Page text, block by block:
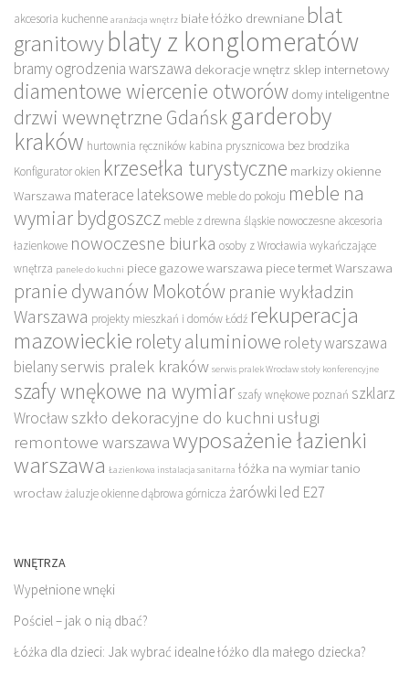
akcesoria kuchenne aranżacja wnętrz białe łóżko drewniane blat
granitowyblaty z konglomeratów
bramy ogrodzenia warszawa dekoracje wnętrz sklep internetowy
diamentowe wiercenie otworów domy inteligentne
drzwi wewnętrzne Gdańsk garderoby
kraków hurtownia ręczników kabina prysznicowa bez brodzika
Konfigurator okien krzesełka turystyczne markizy okienne
Warszawa materace lateksowe meble do pokoju meble na
wymiar bydgoszcz meble z drewna śląskie nowoczesne akcesoria
łazienkowe nowoczesne biurka osoby z Wrocławia wykańczające
wnętrza panele do kuchni piece gazowe warszawa piece termet Warszawa
pranie dywanów Mokotów pranie wykładzin
Warszawa projekty mieszkań i domów Łódź rekuperacja
mazowieckie rolety aluminiowe rolety warszawa
bielanyserwis pralek kraków serwis pralek Wrocław stoły konferencyjne
szafy wnękowe na wymiar szafy wnękowe poznań szklarz
Wrocław szkło dekoracyjne do kuchni usługi
remontowe warszawawyposażenie łazienki
warszawa Łazienkowa instalacja sanitarna łóżka na wymiar tanio
wrocławżaluzje okienne dąbrowa górnicza żarówki led E27
WNĘTRZA
Wypełnione wnęki
Pościel – jak o nią dbać?
Łóżka dla dzieci: Jak wybrać idealne łóżko dla małego dziecka?